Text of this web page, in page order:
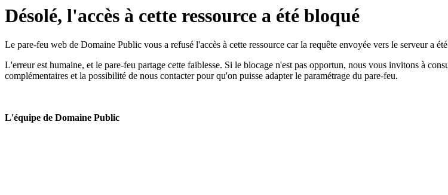
Désolé, l'accès à cette ressource a été bloqué
Le pare-feu web de Domaine Public vous a refusé l'accès à cette ressource car la requête envoyée vers le serveur a
L'erreur est humaine, et le pare-feu partage cette faiblesse. Si le blocage n'est pas opportun, nous vous invitons à
complémentaires et la possibilité de nous contacter pour qu'on puisse adapter le paramétrage du pare-feu.
L'équipe de Domaine Public